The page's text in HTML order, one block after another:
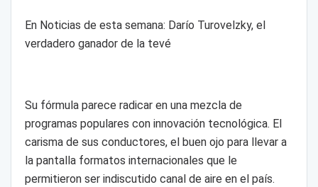
En Noticias de esta semana: Darío Turovelzky, el
verdadero ganador de la tevé
Su fórmula parece radicar en una mezcla de
programas populares con innovación tecnológica. El
carisma de sus conductores, el buen ojo para llevar a
la pantalla formatos internacionales que le
permitieron ser indiscutido canal de aire en el país.